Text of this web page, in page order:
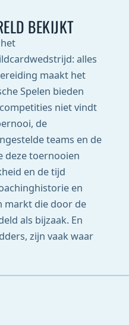
BEKIJKT
alles
maakt het
Spelen bieden
niet vindt
de
teams en de
deze toernooien
en de tijd
en
markt die door de
als bijzaak. En
zijn vaak waar